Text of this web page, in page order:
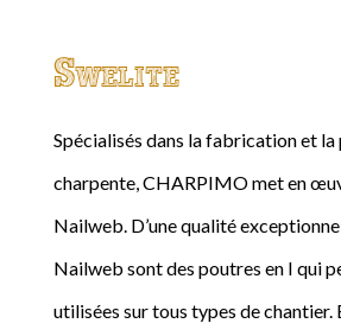
Swelite
Spécialisés dans la fabrication et la
charpente, CHARPIMO met en
Nailweb. D’une qualité
Nailweb sont des poutres en I qui
utilisées sur tous types de chantier.